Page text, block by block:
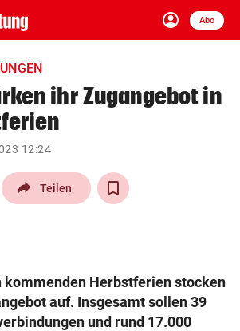
account_circle
Anmelden
Abo
close Schließen
arrow_right
ihr Zugangebot in
12:24
Teilen
kommenden Herbstferien stocken
auf. Insgesamt sollen 39
und rund 17.000